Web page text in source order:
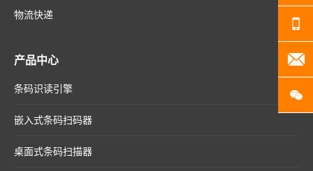
物流快递
产品中心
条码识读引擎
嵌入式条码扫码器
桌面式条码扫描器
扫